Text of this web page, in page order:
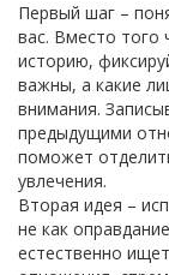
Первый шаг –
вас. Вместо того
историю,
важны, а какие
внимания.
предыдущими
поможет
увлечения.
Вторая идея –
не как
естественно